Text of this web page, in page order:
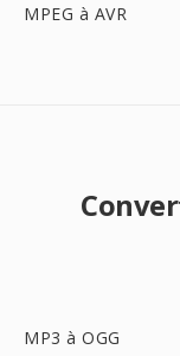
MPEG à AVR
MP3 à OGG